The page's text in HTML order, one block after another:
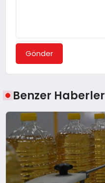
Gönder
Benzer Haberler